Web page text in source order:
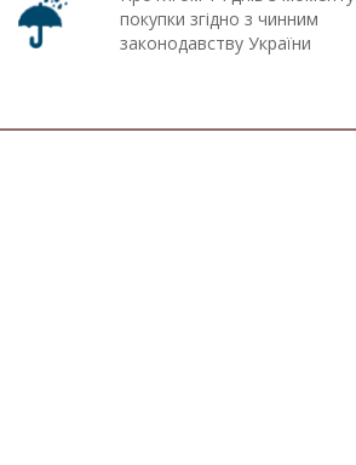
покупки згідно з чинним
законодавству України